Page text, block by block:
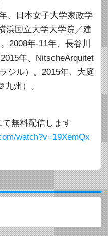
、日本女子大学家政学
浜国立大学大学院／建
2008年-11年、長谷川
年、NitscheArquitet
ジル）。2015年、大庭
州）。
て無料配信します
watch?v=19XemQx